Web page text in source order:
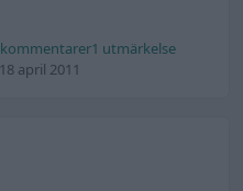
kommentarer1 utmärkelse
april 2011